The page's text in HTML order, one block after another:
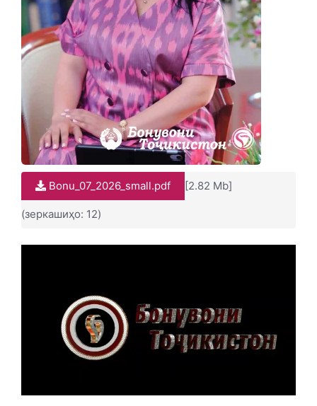
Bonu_07_2026_small.pdf [2.82 Mb]
(зеркашиҳо: 12)